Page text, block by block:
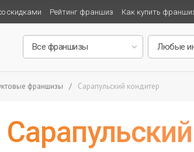
скидками Рейтинг франшиз Как купить
франшизы / Сарапульский кондитер